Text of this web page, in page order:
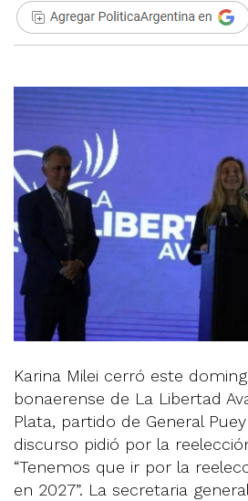
Karina Milei cerró este
bonaerense de La Libertad
Plata, partido de General
discurso pidió por la
“Tenemos que ir por la
en 2027”. La secretaria